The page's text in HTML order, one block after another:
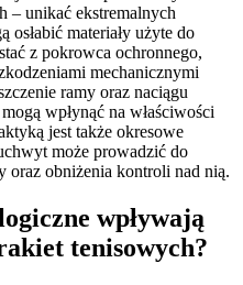
– unikać ekstremalnych
osłabić materiały użyte do
z pokrowca ochronnego,
mechanicznymi
ramy oraz naciągu
wpłynąć na właściwości
jest także okresowe
może prowadzić do
oraz obniżenia kontroli nad nią.
wpływają
tenisowych?